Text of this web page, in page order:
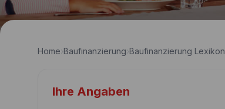
Home›Baufinanzierung›Baufinanzierung Lexikon
Ihre Angaben